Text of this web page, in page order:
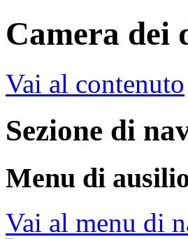
Camera dei
Vai al contenuto
Sezione di
Menu di
Vai al menu di